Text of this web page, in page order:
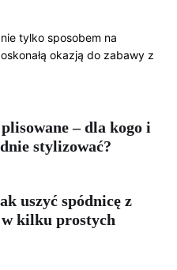
tylko sposobem na
okazją do zabawy z
– dla kogo i
stylizować?
uszyć spódnicę z
kilku prostych